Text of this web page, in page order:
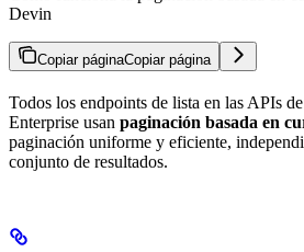
Devin
Copiar páginaCopiar página
Todos los endpoints de lista en las APIs
Enterprise usan paginación basada en
paginación uniforme y eficiente,
conjunto de resultados.